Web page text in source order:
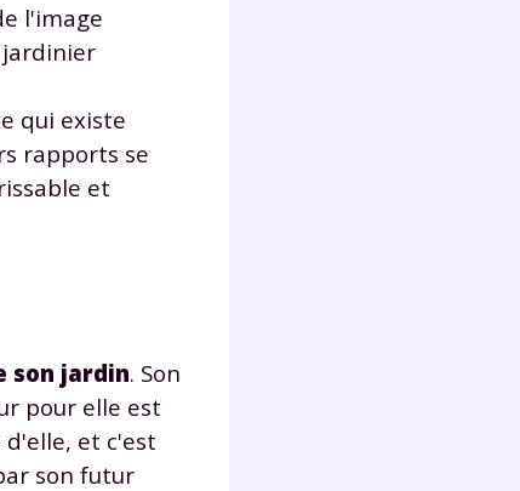
l'image
qui existe
rapports se
et
son jardin. Son
pour elle est
et c'est
son futur